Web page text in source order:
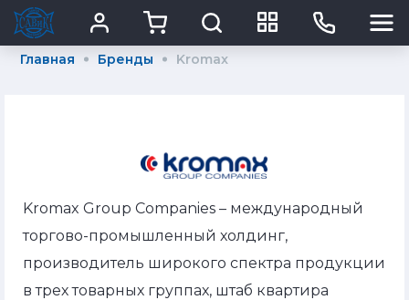
Главная Бренды Kromax
Kromax Group Companies – международный
торгово-промышленный холдинг,
производитель широкого спектра продукции
в трех товарных группах, штаб квартира